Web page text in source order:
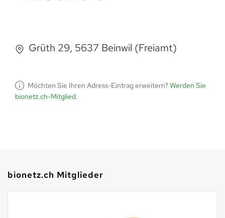
Grüth 29, 5637 Beinwil (Freiamt)
Möchten Sie Ihren Adress-Eintrag erweitern?Werden Sie
bionetz.ch-Mitglied.
bionetz.ch Mitglieder